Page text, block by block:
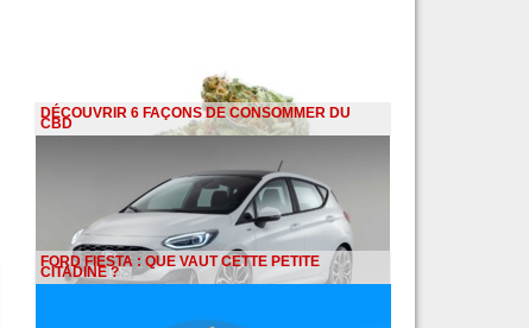
DÉCOUVRIR 6 FAÇONS DE CONSOMMER DU
CBD
FORD FIESTA : QUE VAUT CETTE PETITE
CITADINE ?